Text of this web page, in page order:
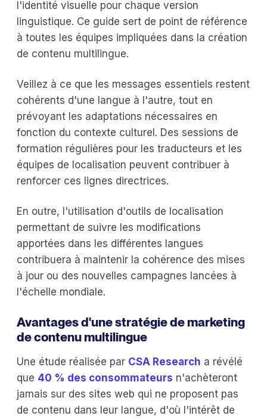
l'identité visuelle pour chaque version
linguistique. Ce guide sert de point de référence
à toutes les équipes impliquées dans la création
de contenu multilingue.
Veillez à ce que les messages essentiels restent
cohérents d'une langue à l'autre, tout en
prévoyant les adaptations nécessaires en
fonction du contexte culturel. Des sessions de
formation régulières pour les traducteurs et les
équipes de localisation peuvent contribuer à
renforcer ces lignes directrices.
En outre, l'utilisation d'outils de localisation
permettant de suivre les modifications
apportées dans les différentes langues
contribuera à maintenir la cohérence des mises
à jour ou des nouvelles campagnes lancées à
l'échelle mondiale.
Avantages d'une stratégie de marketing
de contenu multilingue
Une étude réalisée par CSA Research a révélé
que 40 % des consommateurs n'achèteront
jamais sur des sites web qui ne proposent pas
de contenu dans leur langue, d'où l'intérêt de